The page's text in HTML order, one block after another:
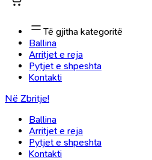
Të gjitha kategoritë
Ballina
Arritjet e reja
Pytjet e shpeshta
Kontakti
Në Zbritje!
Ballina
Arritjet e reja
Pytjet e shpeshta
Kontakti